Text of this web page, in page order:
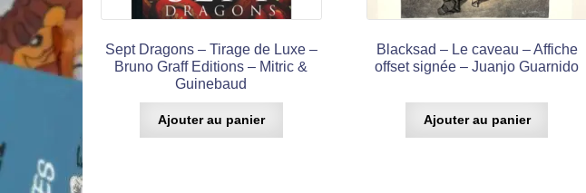
Sept Dragons – Tirage de Luxe –
Bruno Graff Editions – Mitric &
Guinebaud
Ajouter au panier
Blacksad – Le caveau – Affiche
offset signée – Juanjo Guarnido
Ajouter au panier